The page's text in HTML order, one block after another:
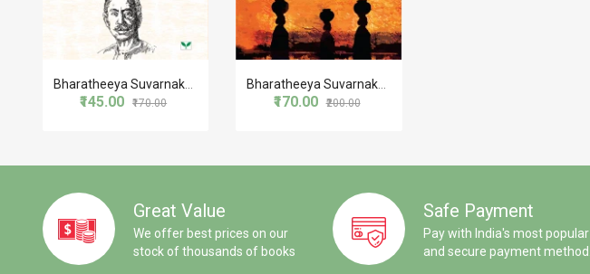
₹145.00 ₹170.00 ₹170.00 ₹200.00
Great Value
We offer best prices on our
stock of thousands of books
Safe Payment
Pay with India's most popular
and secure payment method.